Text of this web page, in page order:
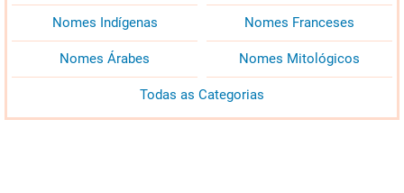
Nomes Indígenas Nomes Franceses
Nomes Árabes Nomes Mitológicos
Todas as Categorias